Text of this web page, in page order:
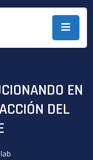
EN
DEL